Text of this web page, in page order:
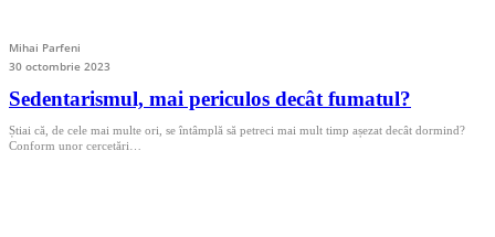
Mihai Parfeni
30 octombrie 2023
Sedentarismul, mai periculos decât fumatul?
Știai că, de cele mai multe ori, se întâmplă să petreci mai mult timp așezat decât dormind?
Conform unor cercetări…